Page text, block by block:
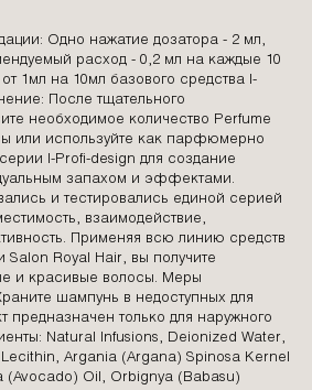
Одно нажатие дозатора - 2 мл,
расход - 0,2 мл на каждые 10
1мл на 10мл базового средства I-
После тщательного
необходимое количество Perfume
или используйте как парфюмерно
I-Profi-design для создание
запахом и эффектами.
и тестировались единой серией
взаимодействие,
Применяя всю линию средств
Salon Royal Hair, вы получите
и красивые волосы. Меры
шампунь в недоступных для
предназначен только для наружного
Natural Infusions, Deionized Water,
Argania (Argana) Spinosa Kernel
(Avocado) Oil, Orbignya (Babasu)